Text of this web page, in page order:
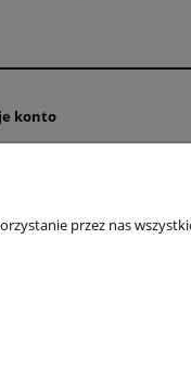
konto
przez nas